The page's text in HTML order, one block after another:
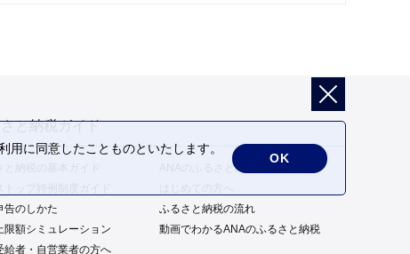
と納税ガイド
と納税の基本ガイド
ANAのふるさと納税の特徴
トップ特例制度ガイド
告のしかた
ふるさと納税の流れ
限額シミュレーション
動画でわかるANAのふるさと納税
給者・自営業者の方へ
用に同意したことものといたします。
OK